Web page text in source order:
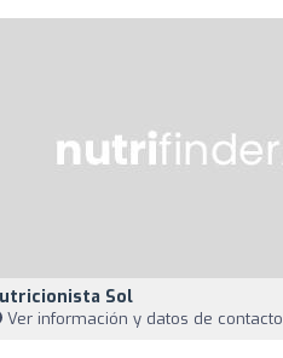
Sol
Ver información y datos de contacto